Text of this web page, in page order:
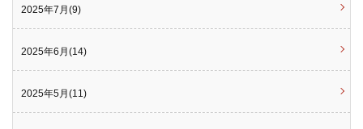
2025年7月(9)
2025年6月(14)
2025年5月(11)